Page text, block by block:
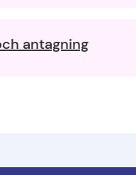
antagning